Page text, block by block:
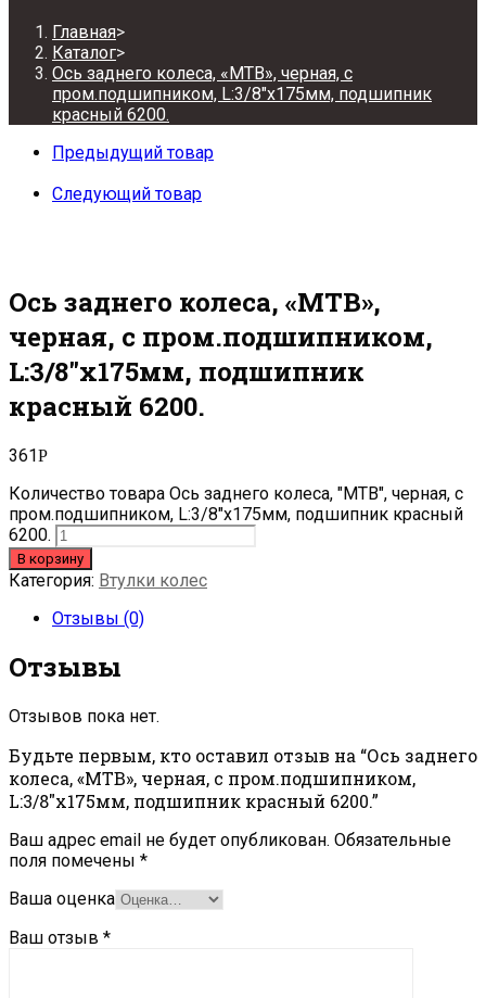
Главная>
Каталог>
Ось заднего колеса, «МТВ», черная, с
пром.подшипником, L:3/8″x175мм, подшипник
красный 6200.
Предыдущий товар
Следующий товар
Ось заднего колеса, «МТВ»,
черная, с пром.подшипником,
L:3/8″x175мм, подшипник
красный 6200.
361Р
Количество товара Ось заднего колеса, "МТВ", черная, с
пром.подшипником, L:3/8"x175мм, подшипник красный
6200.
В корзину
Категория: Втулки колес
Отзывы (0)
Отзывы
Отзывов пока нет.
Будьте первым, кто оставил отзыв на “Ось заднего
колеса, «МТВ», черная, с пром.подшипником,
L:3/8″x175мм, подшипник красный 6200.”
Ваш адрес email не будет опубликован. Обязательные
поля помечены *
Ваша оценка
Ваш отзыв *